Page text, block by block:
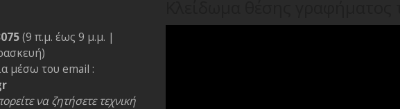
(9 π.μ. έως 9 μ.μ. |
μέσω του email :
να ζητήσετε τεχνική